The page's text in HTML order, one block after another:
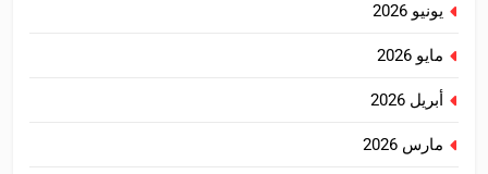
يونيو 2026
مايو 2026
أبريل 2026
مارس 2026